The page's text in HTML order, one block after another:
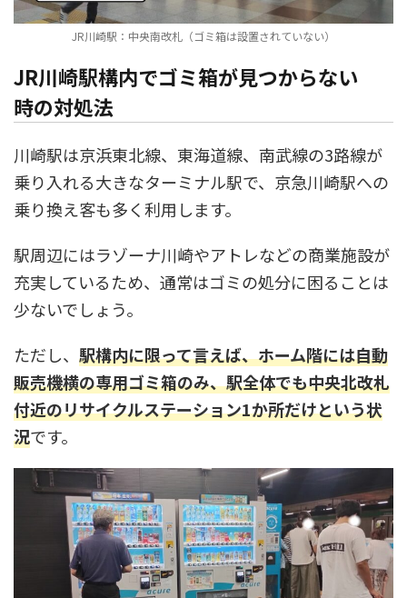
JR川崎駅：中央南改札（ゴミ箱は設置されていない）
JR川崎駅構内でゴミ箱が見つからない
時の対処法
川崎駅は京浜東北線、東海道線、南武線の3路線が
乗り入れる大きなターミナル駅で、京急川崎駅への
乗り換え客も多く利用します。
駅周辺にはラゾーナ川崎やアトレなどの商業施設が
充実しているため、通常はゴミの処分に困ることは
少ないでしょう。
ただし、 駅構内に限って言えば、ホーム階には自動
販売機横の専用ゴミ箱のみ、駅全体でも中央北改札
付近のリサイクルステーション1か所だけという状
況です。